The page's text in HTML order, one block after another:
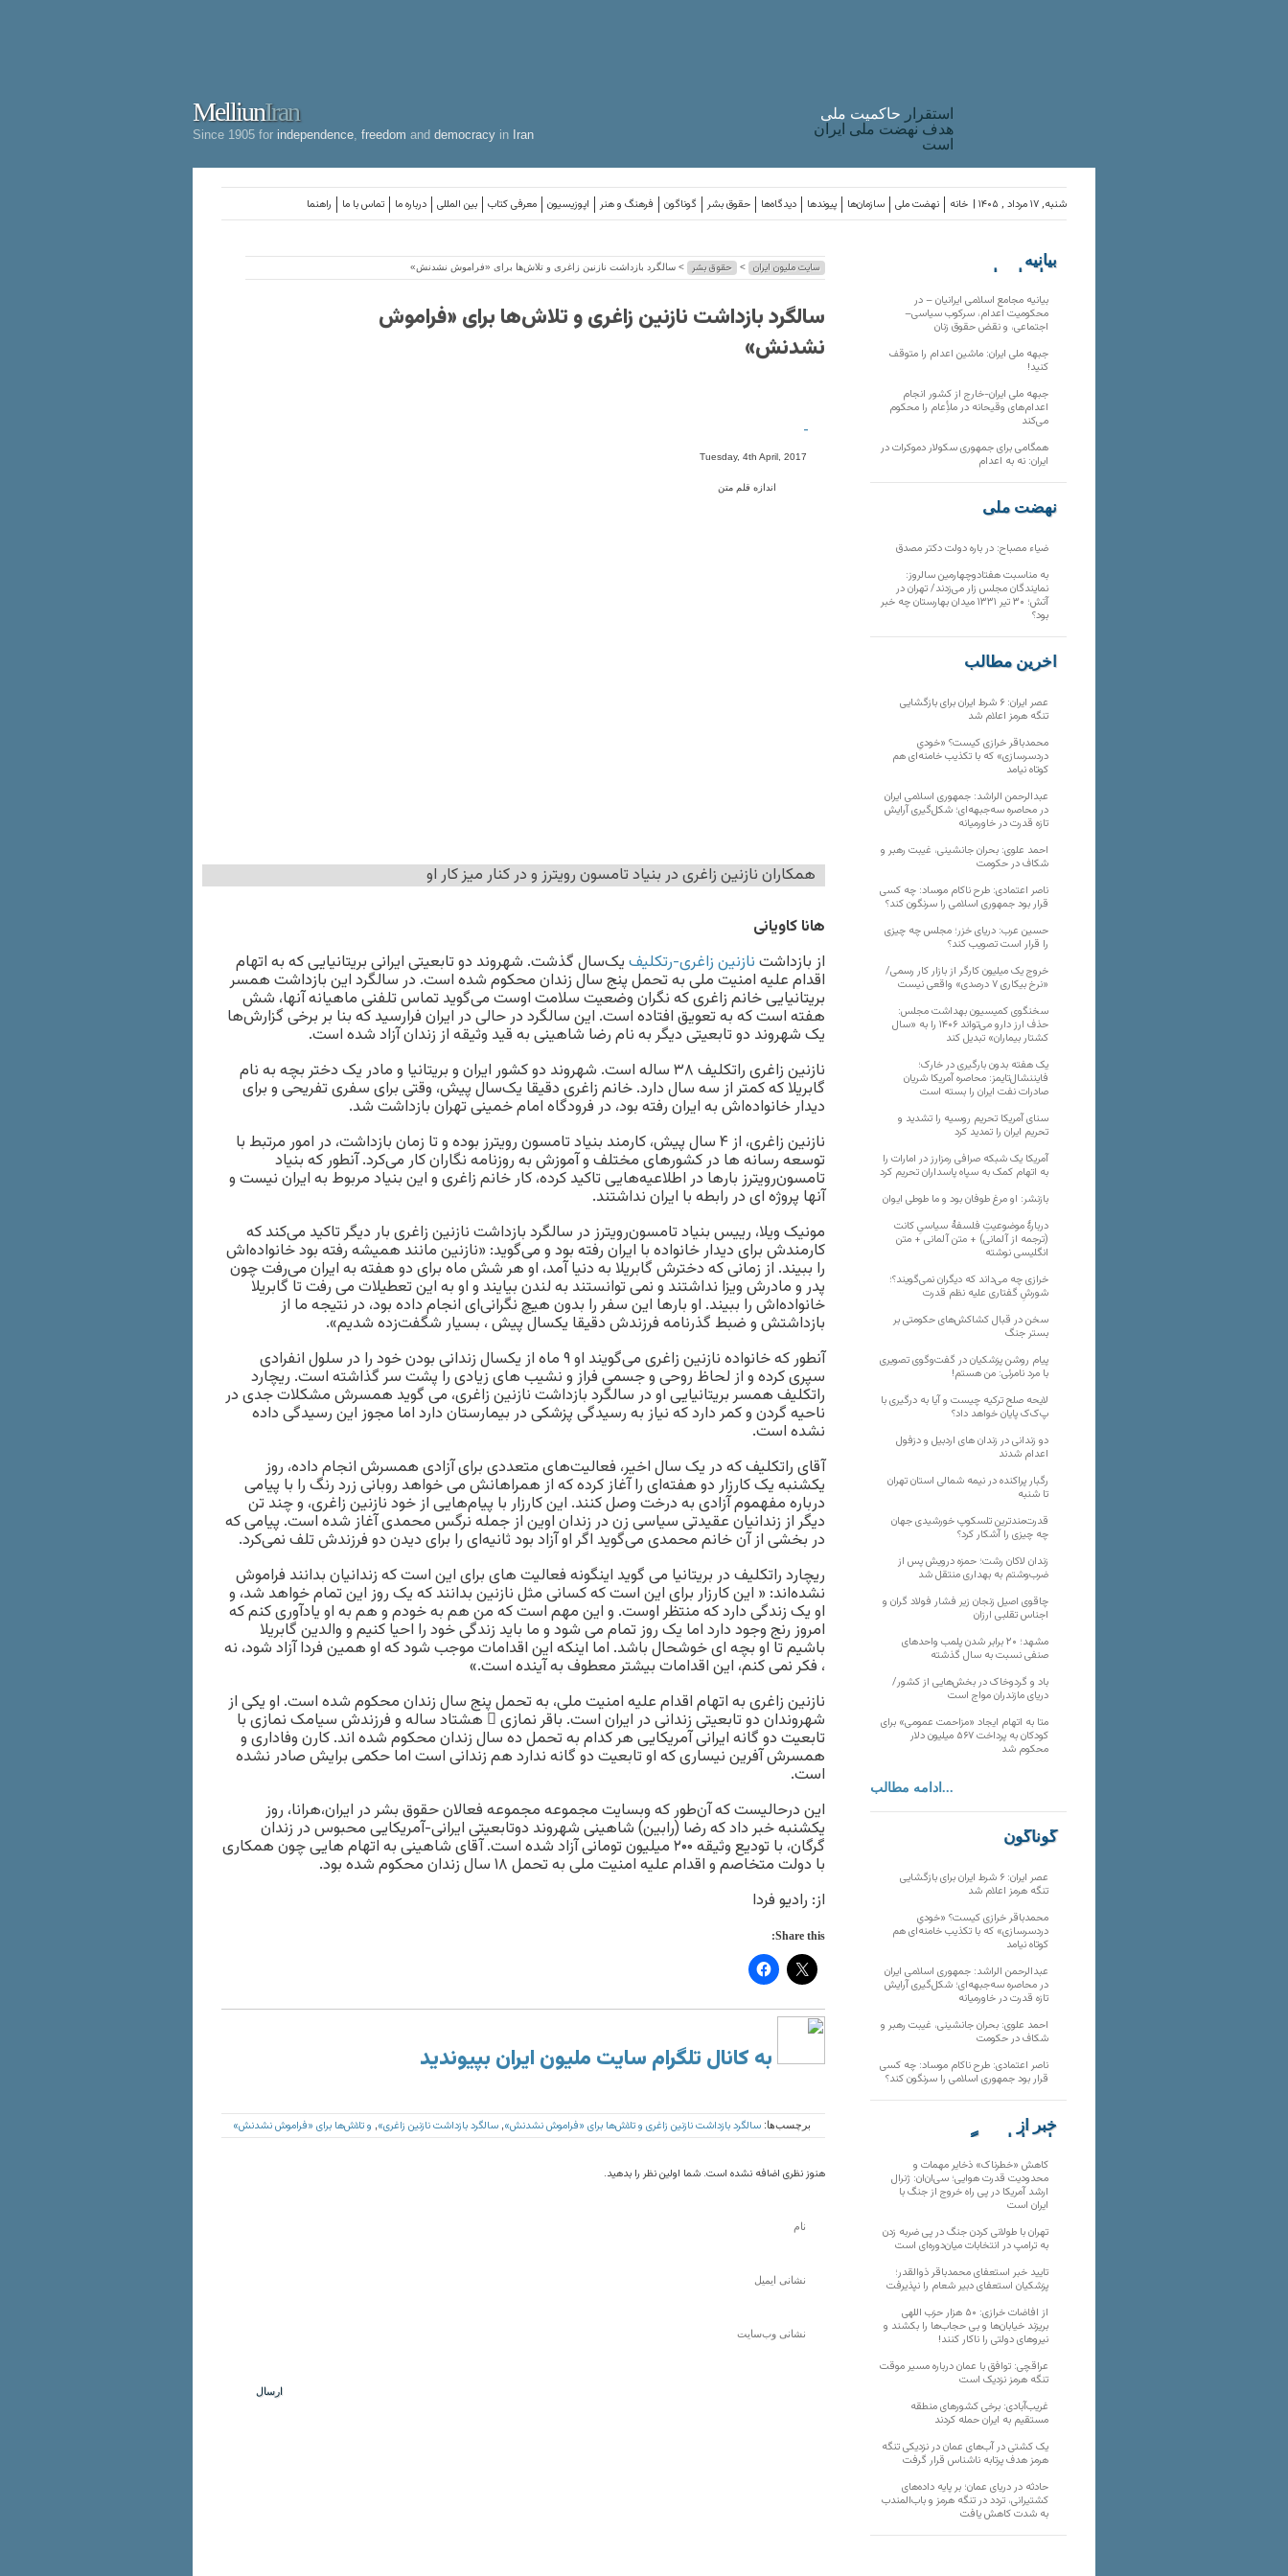
MelliunIran
Since 1905 for independence freedom and democracy in Iran
استقرار حاکميت ملی
هدف نهضت ملی ایران
است
راهنما تماس با ما درباره ما بین المللی معرفی کتاب اپوزیسیون فرهنگ و هنر گوناگون حقوق بشر دیدگاه‌ها پیوندها سازمان‌ها نهضت ملی خانه شنبه, ۱۷ مرداد , ۱۴۰۵ |
سایت ملیون ایران > حقوق بشر > سالگرد بازداشت نازنین زاغری و تلاش‌ها برای «فراموش نشدنش»
سالگرد بازداشت نازنین زاغری و تلاش‌ها برای «فراموش
نشدنش»
-
Tuesday, 4th April, 2017
اندازه قلم متن
همکاران نازنین زاغری در بنیاد تامسون رویترز و در کنار میز کار او
هانا کاویانی
از بازداشتنازنین زاغری-رتکلیفیک‌سال گذشت. شهروند دو تابعیتی ایرانی بریتانیایی که به اتهام
اقدام علیه امنیت ملی به تحمل پنج سال زندان محکوم شده است. در سالگرد این بازداشت همسر
بریتانیایی خانم زاغری که نگران وضعیت سلامت اوست می‌گوید تماس تلفنی ماهیانه آنها، شش
هفته است که به تعویق افتاده است. این سالگرد در حالی در ایران فرارسید که بنا بر برخی گزارش‌ها
یک شهروند دو تابعیتی دیگر به نام رضا شاهینی به قید وثیقه از زندان آزاد شده است.
نازنین زاغری راتکلیف ۳۸ ساله است. شهروند دو کشور ایران و بریتانیا و مادر یک دختر بچه به نام
گابریلا که کمتر از سه سال دارد. خانم زاغری دقیقا یک‌سال پیش،‌ وقتی برای سفری تفریحی و برای
دیدار خانواده‌اش به ایران رفته بود، در فرودگاه امام خمینی تهران بازداشت شد.
نازنین زاغری،‌ از ۴ سال پیش، کارمند بنیاد تامسون رویترز بوده و تا زمان بازداشت، در امور مرتبط با
توسعه رسانه ها در کشورهای مختلف و آموزش به روزنامه نگاران کار می‌کرد. آنطور که بنیاد
تامسون‌رویترز بارها در اطلاعیه‌هایی تاکید کرده، کار خانم زاغری و این بنیاد مربوط به ایران نیست و
آنها پروژه ای در رابطه با ایران نداشتند.
مونیک ویلا، رییس بنیاد تامسون‌رویترز در سالگرد بازداشت نازنین زاغری بار دیگر تاکید می‌کند که
کارمندش برای دیدار خانواده با ایران رفته بود و می‌گوید: «نازنین مانند همیشه رفته بود خانواده‌اش
را ببیند. از زمانی که دخترش گابریلا به دنیا آمد، او هر شش ماه برای دو هفته به ایران می‌رفت چون
پدر و مادرش ویزا نداشتند و نمی توانستند به لندن بیایند و او به این تعطیلات می رفت تا گابریلا
خانواده‌اش را ببیند. او بارها این سفر را بدون هیچ نگرانی‌ای انجام داده بود، ‌در نتیجه ما از
بازداشتش و ضبط گذرنامه فرزندش دقیقا یکسال پیش ، بسیار شگفت‌زده شدیم».
آنطور که خانواده نازنین زاغری می‌گویند او ۹ ماه از یکسال زندانی بودن خود را در سلول انفرادی
سپری کرده و از لحاظ روحی و جسمی فراز و نشیب های زیادی را پشت سر گذاشته است. ریچارد
راتکلیف همسر بریتانیایی او در سالگرد بازداشت نازنین زاغری، می گوید همسرش مشکلات جدی در
ناحیه گردن و کمر دارد که نیاز به رسیدگی پزشکی در بیمارستان دارد اما مجوز این رسیدگی داده
نشده است.
آقای راتکلیف که در یک سال اخیر، فعالیت‌های متعددی برای آزادی همسرش انجام داده، روز
یکشنبه یک کارزار دو هفته‌ای را آغاز کرده که از همراهانش می خواهد روبانی زرد رنگ را با پیامی
درباره مفهموم آزادی به درخت وصل کنند. این کارزار با پیام‌هایی از خود نازنین زاغری، و چند تن
دیگر از زندانیان عقیدتی سیاسی زن در زندان اوین از جمله نرگس محمدی آغاز شده است. پیامی که
در بخشی از آن خانم محمدی می‌گوید اگر او آزاد بود ثانیه‌ای را برای دیدن دو فرزندش تلف نمی‌کرد.
ریچارد راتکلیف در بریتانیا می گوید اینگونه فعالیت های برای این است که زندانیان بدانند فراموش
نشده‌اند: « این کارزار برای این است که کسانی مثل نازنین بدانند که یک روز این تمام خواهد شد، و
او یک زندگی دارد که منتظر اوست. و این مهم است که من هم به خودم و هم به او یادآوری کنم که
امروز رنج وجود دارد اما یک روز تمام می شود و ما باید زندگی خود را احیا کنیم و والدین گابریلا
باشیم تا او بچه ای خوشحال باشد. اما اینکه این اقدامات موجب شود که او همین فردا آزاد شود، نه
، فکر نمی کنم، این اقدامات بیشتر معطوف به آینده است.»
نازنین زاغری به اتهام اقدام علیه امنیت ملی، به تحمل پنج سال زندان محکوم شده است. او یکی از
شهروندان دو تابعیتی زندانی در ایران است. باقر نمازی ِ هشتاد ساله و فرزندش سیامک نمازی با
تابعیت دو گانه ایرانی آمریکایی هر کدام به تحمل ده سال زندان محکوم شده اند. کارن وفاداری و
همسرش آفرین نیساری که او تابعیت دو گانه ندارد هم زندانی است اما حکمی برایش صادر نشده
است.
این درحالیست که آن‌طور که وبسایت مجموعه مجموعه فعالان حقوق بشر در ایران،هرانا، روز
یکشنبه خبر داد که رضا (رابین) شاهینی شهروند دوتابعیتی ایرانی-آمریکایی محبوس در زندان
گرگان، با تودیع وثیقه ۲۰۰ میلیون تومانی آزاد شده است. آقای شاهینی به اتهام هایی چون همکاری
با دولت متخاصم و اقدام علیه امنیت ملی به تحمل ۱۸ سال زندان محکوم شده بود.
از: رادیو فردا
Share this:
به کانال تلگرام سایت ملیون ایران بپیوندید
برچسب‌ها: سالگرد بازداشت نازنین زاغری و تلاش‌ها برای «فراموش نشدنش» سالگرد بازداشت نازنین زاغری» و تلاش‌ها برای «فراموش نشدنش»
هنوز نظری اضافه نشده است. شما اولین نظر را بدهید.
بیانیه
سازمان‌های
بیانیه مجامع اسلامی ایرانیان – در
محکومیت اعدام، سرکوب سیاسی–
اجتماعی، و نقض حقوق زنان
جبهه ملی ایران: ماشین اعدام را متوقف
کنید!
جبهه ملی ایران-خارج از کشور انجام
اعدام‌های وقیحانه در ملأِعام را محکوم
می‌کند
همگامی برای جمهوری سکولار دموکرات در
ایران: نه به اعدام
نهضت ملی
ضیاء مصباح: در باره دولت دکتر مصدق
به مناسبت هفتادوچهارمین سالروز:
نمایندگان مجلس زار می‌زدند/ تهران در
آتش؛ ۳۰ تیر ۱۳۳۱ میدان بهارستان چه خبر
بود؟
آخرین مطالب
عصر ایران: ۶ شرط ایران برای بازگشایی
تنگه هرمز اعلام شد
محمدباقر خرازی کیست؟ «خودیِ
دردسرسازی» که با تکذیب خامنه‌ای هم
کوتاه نیامد
عبدالرحمن الراشد: جمهوری اسلامی ایران
در محاصره سه‌جبهه‌ای؛ شکل‌گیری آرایش
تازه قدرت در خاورمیانه
احمد علوی: بحران جانشینی، غیبت رهبر و
شکاف در حکومت
ناصر اعتمادی: طرح ناکام موساد: چه کسی
قرار بود جمهوری اسلامی را سرنگون کند؟
حسین عرب: دریای خزر؛ مجلس چه چیزی
را قرار است تصویب کند؟
خروج یک میلیون کارگر از بازار کار رسمی/
«نرخ بیکاری ۷ درصدی» واقعی نیست
سخنگوی کمیسیون بهداشت مجلس:
حذف ارز دارو می‌تواند ۱۴۰۶ را به «سال
کشتار بیماران» تبدیل کند
یک هفته بدون بارگیری در خارک؛
فایننشال‌تایمز: محاصره آمریکا شریان
صادرات نفت ایران را بسته است
سنای آمریکا تحریم روسیه را تشدید و
تحریم ایران را تمدید کرد
آمریکا یک شبکه صرافی رمزارز در امارات را
به اتهام کمک به سپاه پاسداران تحریم کرد
بازنشر: او مرغ طوفان بود و ما طوطی ایوان
دربارهٔ موضوعیتِ فلسفهٔ سیاسیِ کانت
(ترجمه از آلمانی) + متن آلمانی + متن
انگلیسی نوشته
خرازی چه می‌داند که دیگران نمی‌گویند؟؛
شورشِ گفتاری علیه نظم قدرت
سخن در قبال کشاکش‌های حکومتی بر
بستر جنگ
پیام روشن پزشکیان در گفت‌و‌گوی تصویری
با مرد نامرئی: من هستم!
لایحه صلح ترکیه چیست و آیا به درگیری با
پ‌ک‌ک پایان خواهد داد؟
دو زندانی در زندان های اردبیل و دزفول
اعدام شدند
رگبار پراکنده در نیمه شمالی استان تهران
تا شنبه
قدرت‌مندترین تلسکوپ خورشیدی جهان
چه چیزی را آشکار کرد؟
زندان لاکان رشت؛ حمزه درویش پس از
ضرب‌وشتم به بهداری منتقل شد
چاقوی اصیل زنجان زیر فشار فولاد گران و
اجناس تقلبی ارزان
مشهد؛ ۲۰ برابر شدن پلمب واحدهای
صنفی نسبت به سال گذشته
باد و گردوخاک در بخش‌هایی از کشور/
دریای مازندران مواج است
متا به اتهام ایجاد «مزاحمت عمومی» برای
کودکان به پرداخت ۵۶۷ میلیون دلار
محکوم شد
ادامه مطالب...
گوناگون
عصر ایران: ۶ شرط ایران برای بازگشایی
تنگه هرمز اعلام شد
محمدباقر خرازی کیست؟ «خودیِ
دردسرسازی» که با تکذیب خامنه‌ای هم
کوتاه نیامد
عبدالرحمن الراشد: جمهوری اسلامی ایران
در محاصره سه‌جبهه‌ای؛ شکل‌گیری آرایش
تازه قدرت در خاورمیانه
احمد علوی: بحران جانشینی، غیبت رهبر و
شکاف در حکومت
ناصر اعتمادی: طرح ناکام موساد: چه کسی
قرار بود جمهوری اسلامی را سرنگون کند؟
خبر از
تارنماهای دیگر
کاهش «خطرناک» ذخایر مهمات و
محدودیت قدرت هوایی؛ سی‌ان‌ان: ژنرال
ارشد آمریکا در پی راه خروج از جنگ با
ایران است
تهران با طولانی کردن جنگ در پی ضربه زدن
به ترامپ در انتخابات میان‌دوره‌ای است
تایید خبر استعفای محمدباقر ذوالقدر؛
پزشکیان استعفای دبیر شعام را نپذیرفت
از افاضات خرازی: ۵۰ هزار حزب اللهی
بریزند خیابان‌ها و بی حجاب‌ها را بکشند و
نیرو‌های دولتی را ناکار کنند!
عراقچی: توافق با عمان درباره مسیر موقت
تنگه هرمز نزدیک است
غریب‌آبادی: برخی کشورهای منطقه
مستقیم به ایران حمله کردند
یک کشتی در آب‌های عمان در نزدیکی تنگه
هرمز هدف پرتابه ناشناس قرار گرفت
حادثه در دریای عمان؛ بر پایه داده‌های
کشتیرانی، تردد در تنگه هرمز و باب‌المندب
به شدت کاهش یافت